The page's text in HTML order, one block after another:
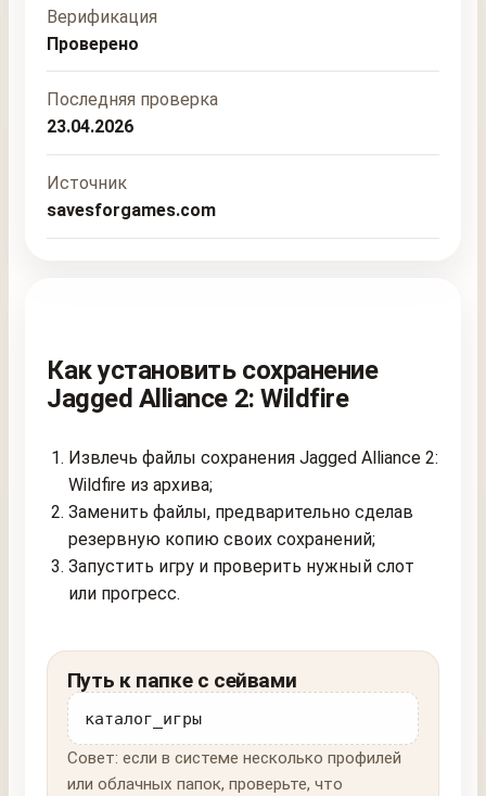
Верификация
Проверено
Последняя проверка
23.04.2026
Источник
savesforgames.com
Как установить сохранение
Jagged Alliance 2: Wildfire
Извлечь файлы сохранения Jagged Alliance 2:
Wildfire из архива;
Заменить файлы, предварительно сделав
резервную копию своих сохранений;
Запустить игру и проверить нужный слот
или прогресс.
Путь к папке с сейвами
каталог_игры
Совет: если в системе несколько профилей
или облачных папок, проверьте, что